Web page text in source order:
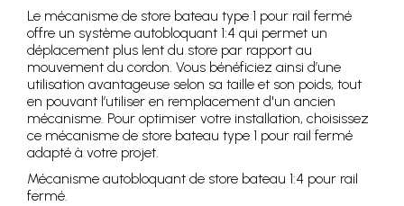
Le mécanisme de store bateau type 1 pour rail fermé
offre un système autobloquant 1:4 qui permet un
déplacement plus lent du store par rapport au
mouvement du cordon. Vous bénéficiez ainsi d’une
utilisation avantageuse selon sa taille et son poids, tout
en pouvant l’utiliser en remplacement d'un ancien
mécanisme. Pour optimiser votre installation, choisissez
ce mécanisme de store bateau type 1 pour rail fermé
adapté à votre projet.
Mécanisme autobloquant de store bateau 1:4 pour rail
fermé.